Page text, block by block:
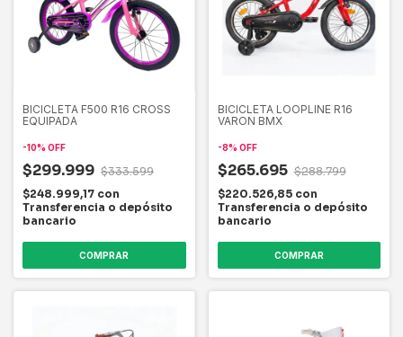
BICICLETA F500 R16 CROSS
EQUIPADA
-10% OFF
$299.999 $333.599
$248.999,17 con
Transferencia o depósito
bancario
COMPRAR
BICICLETA LOOPLINE R16
VARON BMX
-8% OFF
$265.695 $288.799
$220.526,85 con
Transferencia o depósito
bancario
COMPRAR